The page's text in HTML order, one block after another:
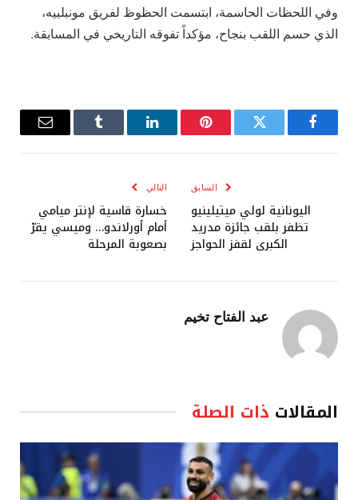
وفي اللحظات الحاسمة، ابتسمت الحظوظ لفريق مونبلييه،
الذي حسم اللقب بنجاح، مؤكداً تفوقه التاريخي في المسابقة.
فيسبوك تويتر بينتيريستلينكدإن Tumblr
البريد
السابق
اليونانية لولي ميتيلينيو
تظفر بلقب جائزة مدريد
الكبرى لقفز الحواجز
التالي
خسارة قاسية لإنتر ميامي
أمام أورلاندو… وميسي يقرّ
بصعوبة المرحلة
عبد الفتاح تخيم
المقالات ذات الصلة